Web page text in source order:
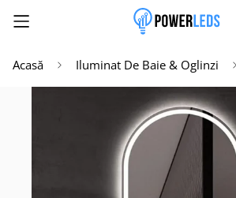
Acasă Iluminat De Baie & Oglinzi
Activează notificările